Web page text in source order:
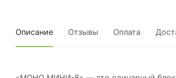
Описание Отзывы Оплата